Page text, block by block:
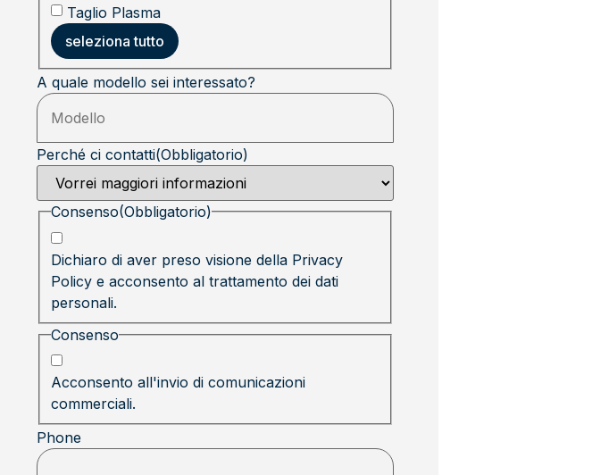
Taglio Plasma
seleziona tutto
A quale modello sei interessato?
Perché ci contatti(Obbligatorio)
Consenso(Obbligatorio)
Dichiaro di aver preso visione della Privacy
Policy e acconsento al trattamento dei dati
personali.
Consenso
Acconsento all'invio di comunicazioni
commerciali.
Phone